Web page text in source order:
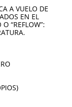
A VUELO DE
EN EL
“REFLOW”: